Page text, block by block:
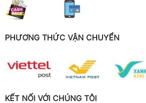
PHƯƠNG THỨC VẬN CHUYỂN
KẾT NỐI VỚI CHÚNG TÔI